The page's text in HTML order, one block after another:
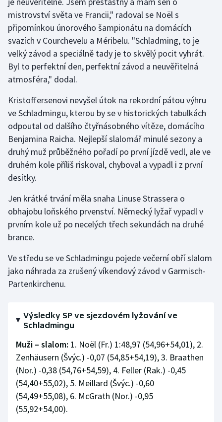
Lezení
Lyže a snowboard
Moderní pětiboj
Motorsport
Olympijské hry
Parasport
Plavání
Plážový volejbal
Rychlobruslení
Rychlostní kanoistika
Short track
Stolní tenis
Triatlon
Veslování
Vodní slalom
mistrovství světa ve Francii," radoval se Noël s
připomínkou únorového šampionátu na domácích
svazích v Courchevelu a Méribelu. "Schladming, to je
velký závod a speciálně tady je to skvělý pocit vyhrát.
Byl to perfektní den, perfektní závod a neuvěřitelná
atmosféra," dodal.
Kristoffersenovi nevyšel útok na rekordní pátou výhru
ve Schladmingu, kterou by se v historických tabulkách
odpoutal od dalšího čtyřnásobného vítěze, domácího
Benjamina Raicha. Nejlepší slalomář minulé sezony a
druhý muž průběžného pořadí po první jízdě vedl, ale ve
druhém kole příliš riskoval, chyboval a vypadl i z první
desítky.
Jen krátké trvání měla snaha Linuse Strassera o
obhajobu loňského prvenství. Německý lyžař vypadl v
prvním kole už po necelých třech sekundách na druhé
brance.
Ve středu se ve Schladmingu pojede večerní obří slalom
jako náhrada za zrušený víkendový závod v Garmisch-
Partenkirchenu.
Výsledky SP ve sjezdovém lyžování ve
Schladmingu
Muži – slalom: 1. Noël (Fr.) 1:48,97 (54,96+54,01), 2.
Zenhäusern (Švýc.) -0,07 (54,85+54,19), 3. Braathen
(Nor.) -0,38 (54,76+54,59), 4. Feller (Rak.) -0,45
(54,40+55,02), 5. Meillard (Švýc.) -0,60
(54,49+55,08), 6. McGrath (Nor.) -0,95
(55,92+54,00).